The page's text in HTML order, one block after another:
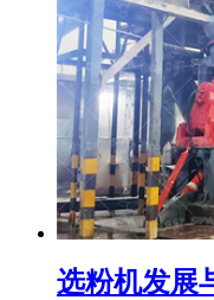
选粉机发展